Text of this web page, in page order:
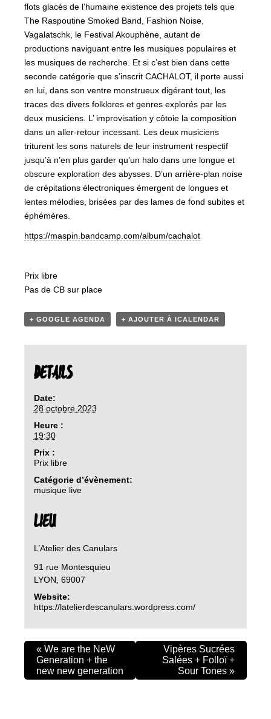
flots glacés de l’humaine existence des projets tels que
The Raspoutine Smoked Band, Fashion Noise,
Vagalatschk, le Festival Akouphène, autant de
productions naviguant entre les musiques populaires et
les musiques de recherche. Et si c’est bien dans cette
seconde catégorie que s’inscrit CACHALOT, il porte aussi
en lui, dans son ventre monstrueux digérant tout, les
traces des divers folklores et genres explorés par les
deux musiciens. L’ improvisation y côtoie la composition
dans un aller-retour incessant. Les deux musiciens
triturent les sons naturels de leur instrument respectif
jusqu’à n’en plus garder qu’un halo dans une longue et
obscure exploration des abysses. D’un arrière-plan noise
de crépitations électroniques émergent de longues et
lentes mélodies, brisées par des lames de fond subites et
éphémères.
https://maspin.bandcamp.com/album/cachalot
Prix libre
Pas de CB sur place
+ GOOGLE AGENDA + AJOUTER À ICALENDAR
DETAILS
Date:
28 octobre 2023
Heure :
19:30
Prix :
Prix libre
Catégorie d’évènement:
musique live
LIEU
L’Atelier des Canulars
91 rue Montesquieu
LYON 69007
Website:
https://latelierdescanulars.wordpress.com/
« We are the NeW
Generation + the
new new generation
Vipères Sucrées
Salées + Folloï +
Sour Tones »